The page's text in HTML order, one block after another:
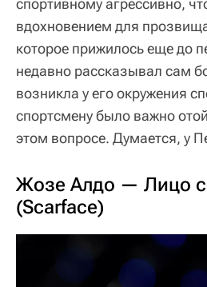
вдохновением для
которое прижилось еще до
недавно рассказывал сам
возникла у его окружения
спортсмену было важно
этом вопросе. Думается, у
Жозе Алдо — Лицо
(Scarface)